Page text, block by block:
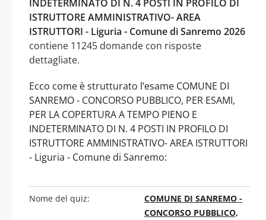
INDETERMINATO DI N. 4 POSTI IN PROFILO DI
ISTRUTTORE AMMINISTRATIVO- AREA
ISTRUTTORI - Liguria - Comune di Sanremo 2026
contiene 11245 domande con risposte
dettagliate.
Ecco come è strutturato l’esame COMUNE DI
SANREMO - CONCORSO PUBBLICO, PER ESAMI,
PER LA COPERTURA A TEMPO PIENO E
INDETERMINATO DI N. 4 POSTI IN PROFILO DI
ISTRUTTORE AMMINISTRATIVO- AREA ISTRUTTORI
- Liguria - Comune di Sanremo:
Nome del quiz:
COMUNE DI SANREMO -
CONCORSO PUBBLICO,